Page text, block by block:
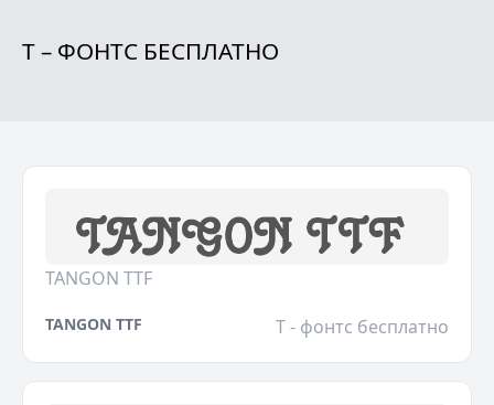
T – ФОНТС БЕСПЛАТНО
TANGON TTF
TANGON TTF T - фонтс бесплатно